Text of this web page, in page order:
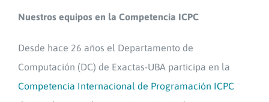
Nuestros equipos en la Competencia ICPC
Desde hace 26 años el Departamento de
Computación (DC) de Exactas-UBA participa en la
Competencia Internacional de Programación ICPC